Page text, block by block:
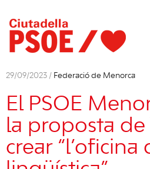
29/09/2023 / Federació de Menorca
El PSOE
la proposta de
crear “l’oficina